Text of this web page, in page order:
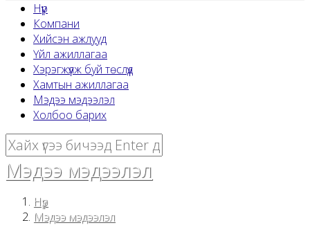
Нүүр
Компани
Хийсэн ажлууд
Үйл ажиллагаа
Хэрэгжүүлж буй төслүүд
Хамтын ажиллагаа
Мэдээ мэдээлэл
Холбоо барих
Мэдээ мэдээлэл
Нүүр
Мэдээ мэдээлэл